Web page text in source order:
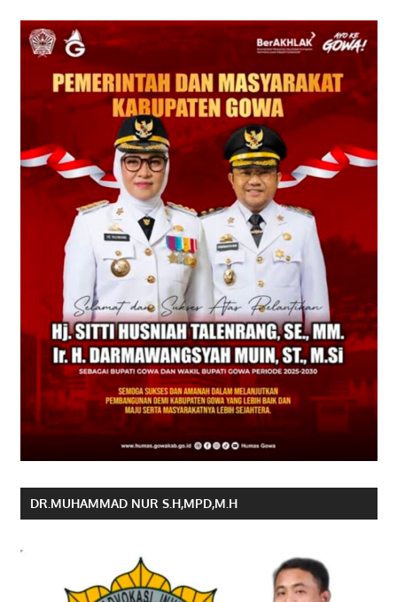
DR.MUHAMMAD NUR S.H,MPD,M.H